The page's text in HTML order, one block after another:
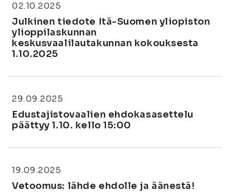
02.10.2025
Julkinen tiedote Itä-Suomen yliopiston
ylioppilaskunnan
keskusvaalilautakunnan kokouksesta
1.10.2025
29.09.2025
Edustajistovaalien ehdokasasettelu
päättyy 1.10. kello 15:00
19.09.2025
Vetoomus: lähde ehdolle ja äänestä!